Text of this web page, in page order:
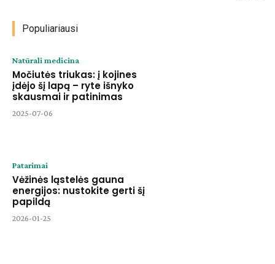
Populiariausi
Natūrali medicina
Močiutės triukas: į kojines
įdėjo šį lapą – ryte išnyko
skausmai ir patinimas
2025-07-06
Patarimai
Vėžinės ląstelės gauna
energijos: nustokite gerti šį
papildą
2026-01-25